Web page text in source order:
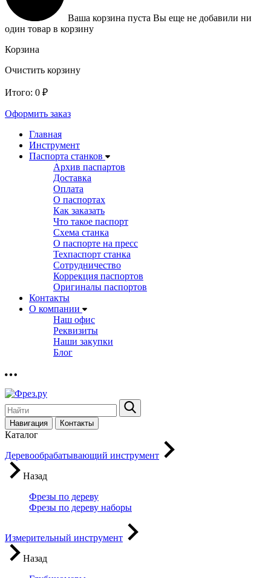
Ваша корзина пуста Вы еще не добавили ни
один товар в корзину
Корзина
Очистить корзину
Итого: 0 ₽
Оформить заказ
Главная
Инструмент
Паспорта станков
Архив паспартов
Доставка
Оплата
О паспортах
Как заказать
Что такое паспорт
Схема станка
О паспорте на пресс
Техпаспорт станка
Сотрудничество
Коррекция паспортов
Оригиналы паспортов
Контакты
О компании
Наш офис
Реквизиты
Наши закупки
Блог
Навигация Контакты
Каталог
Деревообрабатывающий инструмент
Назад
Фрезы по дереву
Фрезы по дереву наборы
Измерительный инструмент
Назад